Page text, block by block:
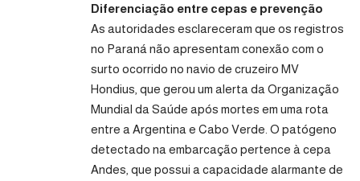
Diferenciação entre cepas e prevenção
As autoridades esclareceram que os registros
no Paraná não apresentam conexão com o
surto ocorrido no navio de cruzeiro MV
Hondius, que gerou um alerta da Organização
Mundial da Saúde após mortes em uma rota
entre a Argentina e Cabo Verde. O patógeno
detectado na embarcação pertence à cepa
Andes, que possui a capacidade alarmante de